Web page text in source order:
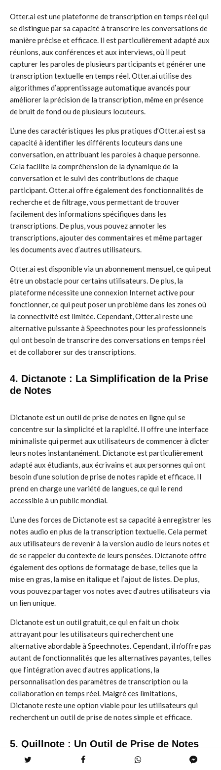
Otter.ai est une plateforme de transcription en temps réel qui
se distingue par sa capacité à transcrire les conversations de
manière précise et efficace. Il est particulièrement adapté aux
réunions, aux conférences et aux interviews, où il peut
capturer les paroles de plusieurs participants et générer une
transcription textuelle en temps réel. Otter.ai utilise des
algorithmes d’apprentissage automatique avancés pour
améliorer la précision de la transcription, même en présence
de bruit de fond ou de plusieurs locuteurs.
L’une des caractéristiques les plus pratiques d’Otter.ai est sa
capacité à identifier les différents locuteurs dans une
conversation, en attribuant les paroles à chaque personne.
Cela facilite la compréhension de la dynamique de la
conversation et le suivi des contributions de chaque
participant. Otter.ai offre également des fonctionnalités de
recherche et de filtrage, vous permettant de trouver
facilement des informations spécifiques dans les
transcriptions. De plus, vous pouvez annoter les
transcriptions, ajouter des commentaires et même partager
les documents avec d’autres utilisateurs.
Otter.ai est disponible via un abonnement mensuel, ce qui peut
être un obstacle pour certains utilisateurs. De plus, la
plateforme nécessite une connexion Internet active pour
fonctionner, ce qui peut poser un problème dans les zones où
la connectivité est limitée. Cependant, Otter.ai reste une
alternative puissante à Speechnotes pour les professionnels
qui ont besoin de transcrire des conversations en temps réel
et de collaborer sur des transcriptions.
4. Dictanote : La Simplification de la Prise
de Notes
Dictanote est un outil de prise de notes en ligne qui se
concentre sur la simplicité et la rapidité. Il offre une interface
minimaliste qui permet aux utilisateurs de commencer à dicter
leurs notes instantanément. Dictanote est particulièrement
adapté aux étudiants, aux écrivains et aux personnes qui ont
besoin d’une solution de prise de notes rapide et efficace. Il
prend en charge une variété de langues, ce qui le rend
accessible à un public mondial.
L’une des forces de Dictanote est sa capacité à enregistrer les
notes audio en plus de la transcription textuelle. Cela permet
aux utilisateurs de revenir à la version audio de leurs notes et
de se rappeler du contexte de leurs pensées. Dictanote offre
également des options de formatage de base, telles que la
mise en gras, la mise en italique et l’ajout de listes. De plus,
vous pouvez partager vos notes avec d’autres utilisateurs via
un lien unique.
Dictanote est un outil gratuit, ce qui en fait un choix
attrayant pour les utilisateurs qui recherchent une
alternative abordable à Speechnotes. Cependant, il n’offre pas
autant de fonctionnalités que les alternatives payantes, telles
que l’intégration avec d’autres applications, la
personnalisation des paramètres de transcription ou la
collaboration en temps réel. Malgré ces limitations,
Dictanote reste une option viable pour les utilisateurs qui
recherchent un outil de prise de notes simple et efficace.
5. Quillnote : Un Outil de Prise de Notes
Complet